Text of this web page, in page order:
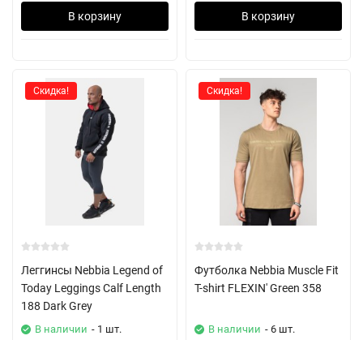
В корзину В корзину
Скидка!
Леггинсы Nebbia Legend of
Today Leggings Calf Length
188 Dark Grey
В наличии - 1 шт.
Скидка!
Футболка Nebbia Muscle Fit
T-shirt FLEXIN' Green 358
В наличии - 6 шт.